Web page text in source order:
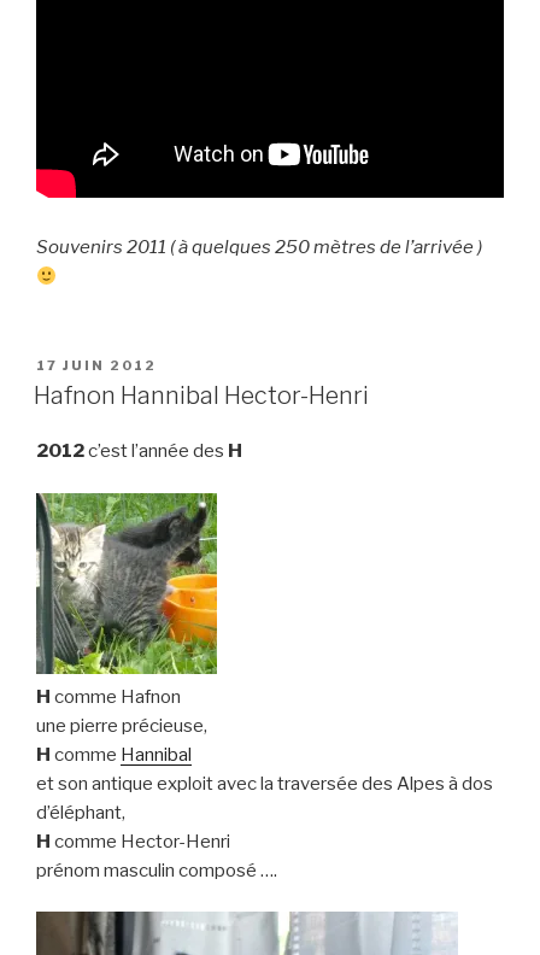
Souvenirs 2011 ( à quelques 250 mètres de l’arrivée )
PUBLIÉ
LE
17 JUIN 2012
Hafnon Hannibal Hector-Henri
2012c’est l’année des H
H comme Hafnon
une pierre précieuse,
H comme Hannibal
et son antique exploit avec la traversée des Alpes à dos
d’éléphant,
H comme Hector-Henri
prénom masculin composé ….